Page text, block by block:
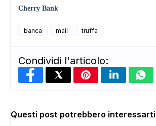
Cherry Bank
banca mail truffa
Condividi l'articolo:
Questi post potrebbero interessarti